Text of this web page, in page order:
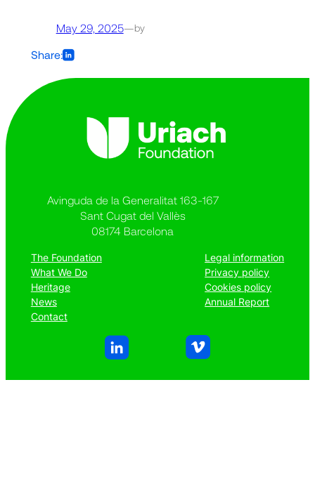
May 29, 2025—by
Share:
Avinguda de la Generalitat 163-167
Sant Cugat del Vallès
08174 Barcelona
The Foundation
What We Do
Heritage
News
Contact
Legal information
Privacy policy
Cookies policy
Annual Report